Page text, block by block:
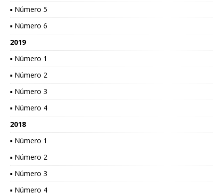
▪ Número 5
▪ Número 6
2019
▪ Número 1
▪ Número 2
▪ Número 3
▪ Número 4
2018
▪ Número 1
▪ Número 2
▪ Número 3
▪ Número 4